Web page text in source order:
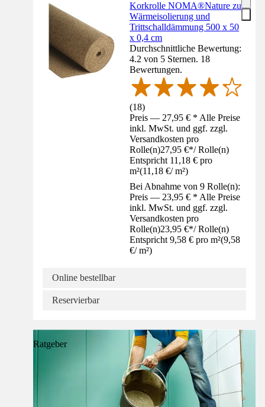
Korkrolle NOMA®Nature zur
Wärmeisolierung und
Trittschalldämmung 500 x 50
x 0,4 cm
Durchschnittliche Bewertung:
4.2 von 5 Sternen. 18
Bewertungen.
(18)
Preis — 27,95 € * Alle Preise
inkl. MwSt. und ggf. zzgl.
Versandkosten pro
Rolle(n)27,95 €*/ Rolle(n)
Entspricht 11,18 € pro
m²(11,18 €/ m²)
Bei Abnahme von 9 Rolle(n):
Preis — 23,95 € * Alle Preise
inkl. MwSt. und ggf. zzgl.
Versandkosten pro
Rolle(n)23,95 €*/ Rolle(n)
Entspricht 9,58 € pro m²(9,58
€/ m²)
Online bestellbar
Reservierbar
Ratgeber